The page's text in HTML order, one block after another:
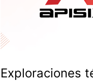
Exploraciones